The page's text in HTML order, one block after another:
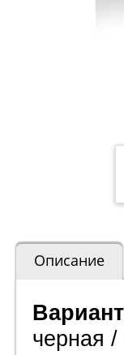
Описание
черная /